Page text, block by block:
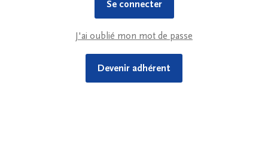
J'ai oublié mon mot de passe
Devenir adhérent